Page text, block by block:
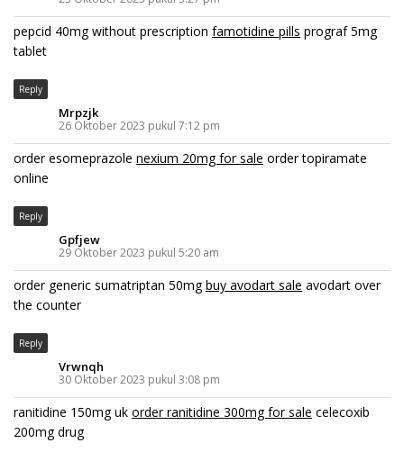
pepcid 40mg without prescription famotidine pills prograf 5mg
tablet
Reply
Mrpzjk
26 Oktober 2023 pukul 7:12 pm
order esomeprazole nexium 20mg for sale order topiramate
online
Reply
Gpfjew
29 Oktober 2023 pukul 5:20 am
order generic sumatriptan 50mgbuy avodart sale avodart over
the counter
Reply
Vrwnqh
30 Oktober 2023 pukul 3:08 pm
ranitidine 150mg uk order ranitidine 300mg for sale celecoxib
200mg drug